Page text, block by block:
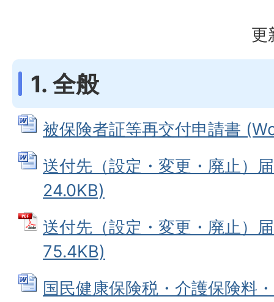
更
1. 全般
被保険者証等再交付申請書
送付先（設定・変更・廃止）
24.0KB)
送付先（設定・変更・廃止）
75.4KB)
国民健康保険税・介護保険料